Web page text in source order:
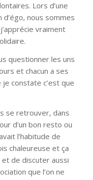
Lors d’une
d’égo, nous sommes
vraiment
questionner les uns
et chacun a ses
constate c’est que
se retrouver, dans
d’un bon resto ou
l’habitude de
chaleureuse et ça
de discuter aussi
que l’on ne